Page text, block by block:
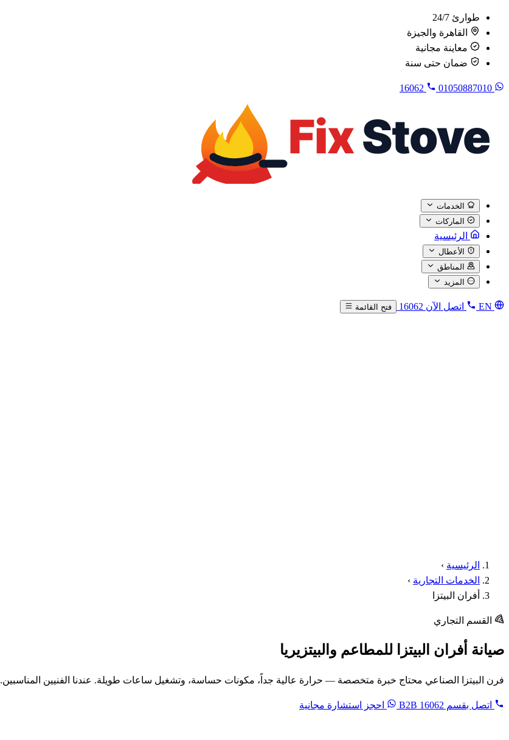
طوارئ 24/7
القاهرة والجيزة
معاينة مجانية
ضمان حتى سنة
01050887010
16062
الخدمات
الماركات
الرئيسية
الأعطال
المناطق
المزيد
EN اتصل الآن 16062 فتح القائمة
الرئيسية ›
الخدمات التجارية ›
أفران البيتزا
القسم التجاري
صيانة أفران البيتزا للمطاعم والبيتزيريا
فرن البيتزا الصناعي محتاج خبرة متخصصة — حرارة عالية جداً، مكونات حساسة، وتشغيل ساعات طويلة. عندنا الفنيين المناسبين.
اتصل بقسم B2B 16062 احجز استشارة مجانية